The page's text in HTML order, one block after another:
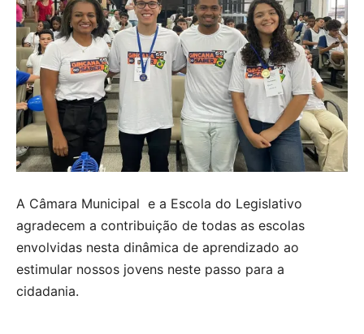
A Câmara Municipal e a Escola do Legislativo
agradecem a contribuição de todas as escolas
envolvidas nesta dinâmica de aprendizado ao
estimular nossos jovens neste passo para a
cidadania.